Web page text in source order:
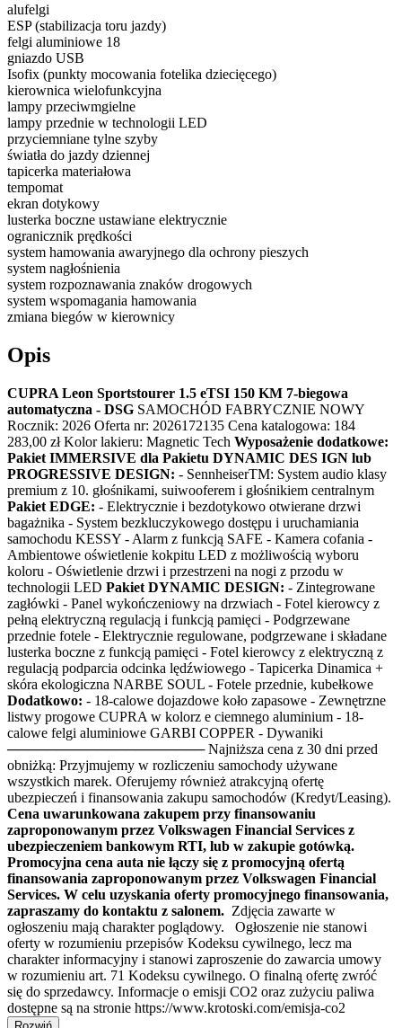
alufelgi
ESP (stabilizacja toru jazdy)
felgi aluminiowe 18
gniazdo USB
Isofix (punkty mocowania fotelika dziecięcego)
kierownica wielofunkcyjna
lampy przeciwmgielne
lampy przednie w technologii LED
przyciemniane tylne szyby
światła do jazdy dziennej
tapicerka materiałowa
tempomat
ekran dotykowy
lusterka boczne ustawiane elektrycznie
ogranicznik prędkości
system hamowania awaryjnego dla ochrony pieszych
system nagłośnienia
system rozpoznawania znaków drogowych
system wspomagania hamowania
zmiana biegów w kierownicy
Opis
CUPRA Leon Sportstourer 1.5 eTSI 150 KM 7-biegowa
automatyczna - DSG SAMOCHÓD FABRYCZNIE NOWY
Rocznik: 2026 Oferta nr: 2026172135 Cena katalogowa: 184
283,00 zł Kolor lakieru: Magnetic Tech Wyposażenie dodatkowe:
Pakiet IMMERSIVE dla Pakietu DYNAMIC DES IGN lub
PROGRESSIVE DESIGN: - SennheiserTM: System audio klasy
premium z 10. głośnikami, suiwooferem i głośnikiem centralnym
Pakiet EDGE: - Elektrycznie i bezdotykowo otwierane drzwi
bagażnika - System bezkluczykowego dostępu i uruchamiania
samochodu KESSY - Alarm z funkcją SAFE - Kamera cofania -
Ambientowe oświetlenie kokpitu LED z możliwością wyboru
koloru - Oświetlenie drzwi i przestrzeni na nogi z przodu w
technologii LED Pakiet DYNAMIC DESIGN: - Zintegrowane
zagłówki - Panel wykończeniowy na drzwiach - Fotel kierowcy z
pełną elektryczną regulacją i funkcją pamięci - Podgrzewane
przednie fotele - Elektrycznie regulowane, podgrzewane i składane
lusterka boczne z funkcją pamięci - Fotel kierowcy z elektryczną z
regulacją podparcia odcinka lędźwiowego - Tapicerka Dinamica +
skóra ekologiczna NARBE SOUL - Fotele przednie, kubełkowe
Dodatkowo: - 18-calowe dojazdowe koło zapasowe - Zewnętrzne
listwy progowe CUPRA w kolorz e ciemnego aluminium - 18-
calowe felgi aluminiowe GARBI COPPER - Dywaniki
──────────────────── Najniższa cena z 30 dni przed
obniżką: Przyjmujemy w rozliczeniu samochody używane
wszystkich marek. Oferujemy również atrakcyjną ofertę
ubezpieczeń i finansowania zakupu samochodów (Kredyt/Leasing).
Cena uwarunkowana zakupem przy finansowaniu
zaproponowanym przez Volkswagen Financial Services z
ubezpieczeniem bankowym RTI, lub w zakupie gotówką.
Promocyjna cena auta nie łączy się z promocyjną ofertą
finansowania zaproponowanym przez Volkswagen Financial
Services. W celu uzyskania oferty promocyjnego finansowania,
zapraszamy do kontaktu z salonem. Zdjęcia zawarte w
ogłoszeniu mają charakter poglądowy. Ogłoszenie nie stanowi
oferty w rozumieniu przepisów Kodeksu cywilnego, lecz ma
charakter informacyjny i stanowi zaproszenie do zawarcia umowy
w rozumieniu art. 71 Kodeksu cywilnego. O finalną ofertę zwróć
się do sprzedawcy. Informacje o emisji CO2 oraz zużyciu paliwa
dostępne są na stronie https://www.krotoski.com/emisja-co2